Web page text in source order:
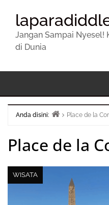
Jangan Sampai Nyesel!
di Dunia
Anda disini:
Place de la
Place de la
WISATA